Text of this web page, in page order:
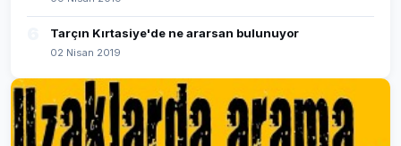
Tarçın Kırtasiye'de ne ararsan bulunuyor
02 Nisan 2019